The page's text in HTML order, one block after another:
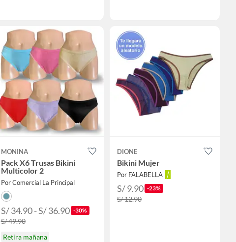
MONINA
Pack X6 Trusas Bikini
Multicolor 2
Por Comercial La Principal
S/ 34.90 - S/ 36.90 -30%
S/ 49.90
Retira mañana
DIONE
Bikini Mujer
Por FALABELLA
S/ 9.90 -23%
S/ 12.90